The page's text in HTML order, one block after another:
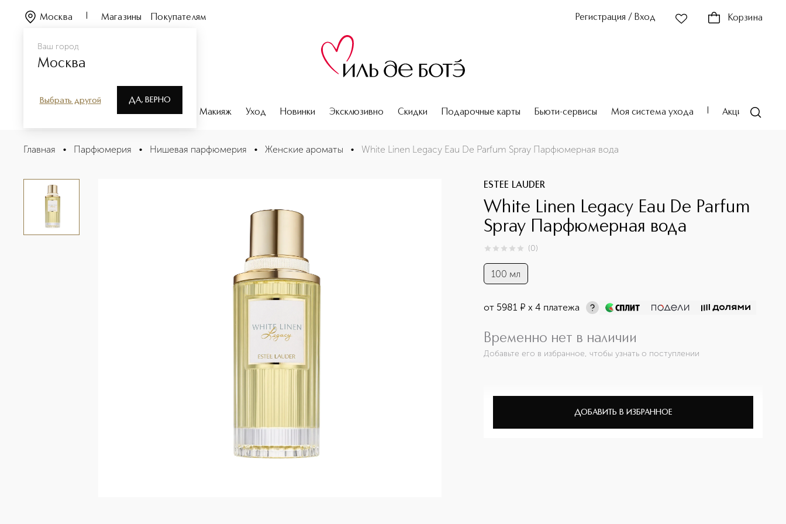
Ваш город
Москва
Выбрать другой ДА, ВЕРНО
Москва Магазины Покупателям Регистрация / Вход Корзина
Парфюмерия Макияж Уход Новинки Эксклюзивно Скидки Подарочные карты Бьюти-сервисы Моя система ухода Акции
White Linen Legacy Eau De Parfum Spray Парфюмерная вода
Главная • Парфюмерия • Нишевая парфюмерия • Женские ароматы • White Linen Legacy Eau De Parfum Spray Парфюмерная вода
ESTEE LAUDER
White Linen Legacy Eau De Parfum
Spray Парфюмерная вода
0из 0 (0)
100 мл
от 5981 ¤ х 4 платежа
Временно нет в наличии
Добавьте его в избранное, чтобы узнать о поступлении
ДОБАВИТЬ В ИЗБРАННОЕ